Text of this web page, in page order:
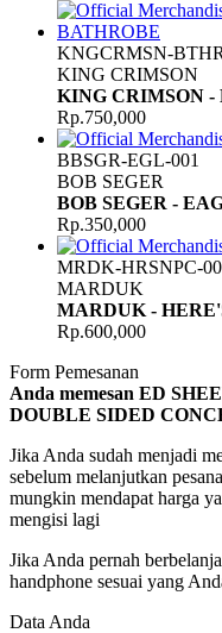
KNGCRMSN-
KING CRIMSON
KING CRIMSON
Rp.750,000
BBSGR-EGL-001
BOB SEGER
BOB SEGER -
Rp.350,000
MRDK-HRSNPC-
MARDUK
MARDUK -
Rp.600,000
Form Pemesanan
Anda memesan ED
DOUBLE SIDED
Jika Anda sudah menjadi
sebelum melanjutkan
mungkin mendapat harga
mengisi lagi
Jika Anda pernah
handphone sesuai yang
Data Anda